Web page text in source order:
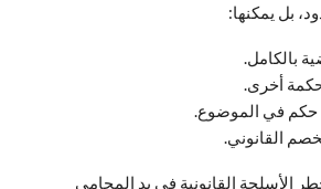
بل يمكنها:
بالكامل.
أخرى.
حكم في الموضوع.
القانوني.
الأسلحة القانونية في يد المحامي